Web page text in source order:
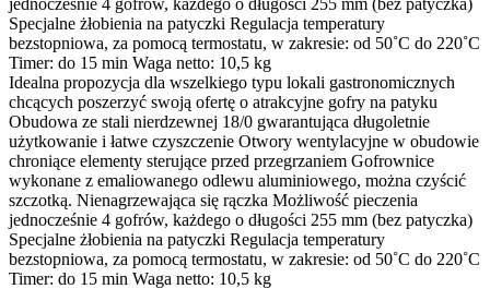
Specjalne żłobienia na patyczki Regulacja temperatury
bezstopniowa, za pomocą termostatu, w zakresie: od 50˚C do 220˚C
Timer: do 15 min Waga netto: 10,5 kg
Idealna propozycja dla wszelkiego typu lokali gastronomicznych
chcących poszerzyć swoją ofertę o atrakcyjne gofry na patyku
Obudowa ze stali nierdzewnej 18/0 gwarantująca długoletnie
użytkowanie i łatwe czyszczenie Otwory wentylacyjne w obudowie
chroniące elementy sterujące przed przegrzaniem Gofrownice
wykonane z emaliowanego odlewu aluminiowego, można czyścić
szczotką. Nienagrzewająca się rączka Możliwość pieczenia
jednocześnie 4 gofrów, każdego o długości 255 mm (bez patyczka)
Specjalne żłobienia na patyczki Regulacja temperatury
bezstopniowa, za pomocą termostatu, w zakresie: od 50˚C do 220˚C
Timer: do 15 min Waga netto: 10,5 kg